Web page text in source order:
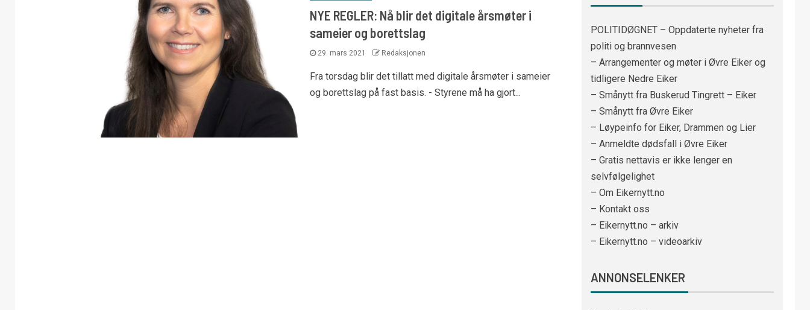
NYE REGLER: Nå blir det digitale årsmøter i
sameier og borettslag
29. mars 2021 Redaksjonen
Fra torsdag blir det tillatt med digitale årsmøter i sameier
og borettslag på fast basis. - Styrene må ha gjort...
POLITIDØGNET – Oppdaterte nyheter fra
politi og brannvesen
– Arrangementer og møter i Øvre Eiker og
tidligere Nedre Eiker
– Smånytt fra Buskerud Tingrett – Eiker
– Smånytt fra Øvre Eiker
– Løypeinfo for Eiker, Drammen og Lier
– Anmeldte dødsfall i Øvre Eiker
– Gratis nettavis er ikke lenger en
selvfølgelighet
– Om Eikernytt.no
– Kontakt oss
– Eikernytt.no – arkiv
– Eikernytt.no – videoarkiv
ANNONSELENKER